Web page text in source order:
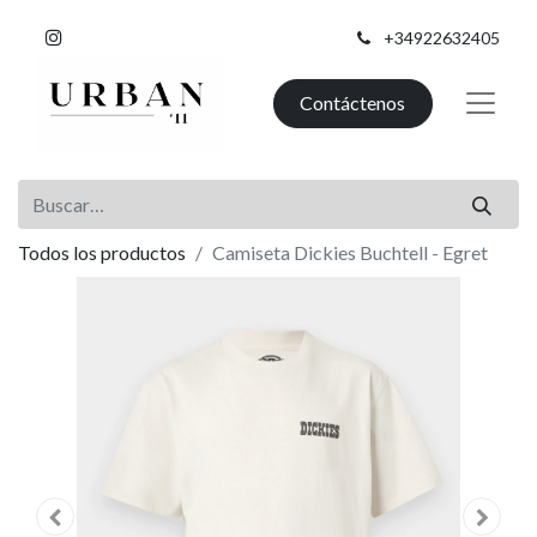
+34922632405
Contáctenos
Todos los productos Camiseta Dickies Buchtell - Egret